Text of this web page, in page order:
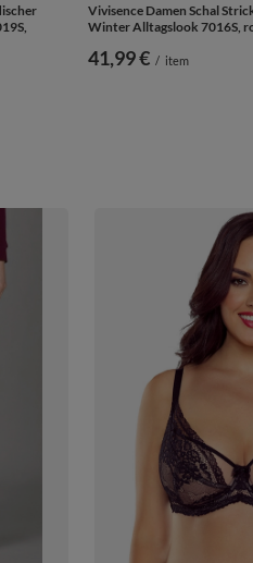
Vivisence Damen Schal
Winter Alltagslook 7016S,
41,99 € / item